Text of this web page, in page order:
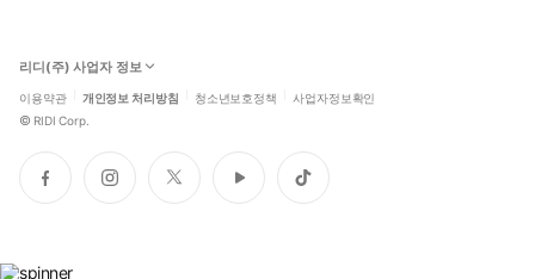
리디(주) 사업자 정보
이용약관 개인정보 처리방침 청소년보호정책 사업자정보확인
© RIDI Corp.
페
이
인
스
트
위
유
튜
틱
톡